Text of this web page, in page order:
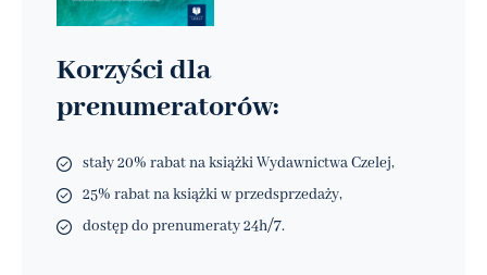
Korzyści dla
prenumeratorów:
stały 20% rabat na książki Wydawnictwa Czelej,
25% rabat na książki w przedsprzedaży,
dostęp do prenumeraty 24h/7.